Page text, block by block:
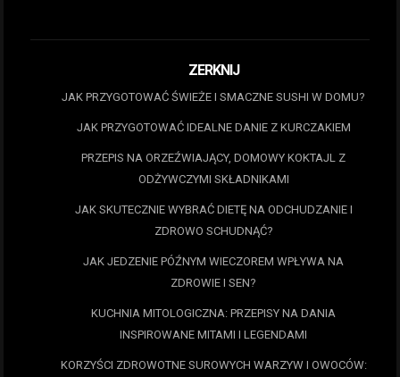
ZERKNIJ
JAK PRZYGOTOWAĆ ŚWIEŻE I SMACZNE SUSHI W DOMU?
JAK PRZYGOTOWAĆ IDEALNE DANIE Z KURCZAKIEM
PRZEPIS NA ORZEŹWIAJĄCY, DOMOWY KOKTAJL Z
ODŻYWCZYMI SKŁADNIKAMI
JAK SKUTECZNIE WYBRAĆ DIETĘ NA ODCHUDZANIE I
ZDROWO SCHUDNĄĆ?
JAK JEDZENIE PÓŹNYM WIECZOREM WPŁYWA NA
ZDROWIE I SEN?
KUCHNIA MITOLOGICZNA: PRZEPISY NA DANIA
INSPIROWANE MITAMI I LEGENDAMI
KORZYŚCI ZDROWOTNE SUROWYCH WARZYW I OWOCÓW: